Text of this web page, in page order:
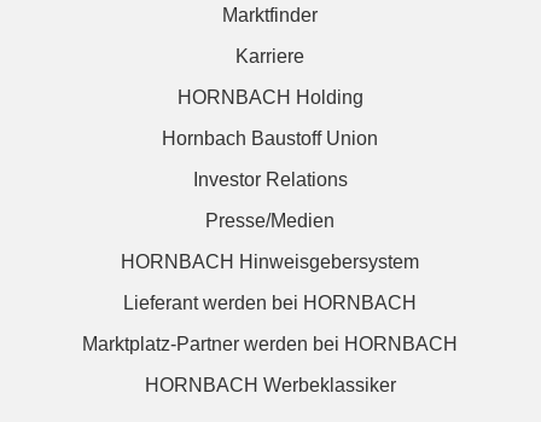
Marktfinder
Karriere
HORNBACH Holding
Hornbach Baustoff Union
Investor Relations
Presse/Medien
HORNBACH Hinweisgebersystem
Lieferant werden bei HORNBACH
Marktplatz-Partner werden bei HORNBACH
HORNBACH Werbeklassiker